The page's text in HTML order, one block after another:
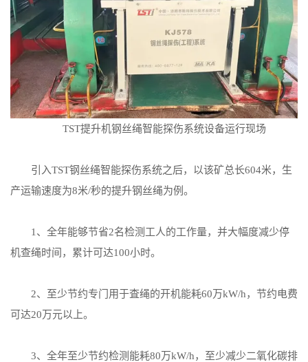
TST提升机钢丝绳智能探伤系统设备运行现场
引入TST钢丝绳智能探伤系统之后，以该矿总长604米，生
产运输速度为8米/秒的提升钢丝绳为例。
1、全年能够节省2名检测工人的工作量，并大幅度减少停
机查绳时间，累计可达100小时。
2、至少节约专门用于査绳的开机能耗60万kW/h，节约电费
可达20万元以上。
3、全年至少节约检测能耗80万kW/h，至少减少二氧化碳排